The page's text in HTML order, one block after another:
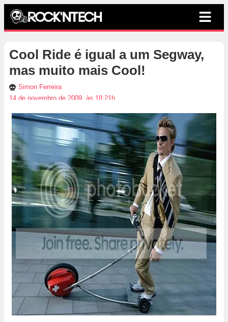
Cool Ride é igual a um Segway,
mas muito mais Cool!
Simon Ferreira
14 de novembro de 2009, às 18:21h